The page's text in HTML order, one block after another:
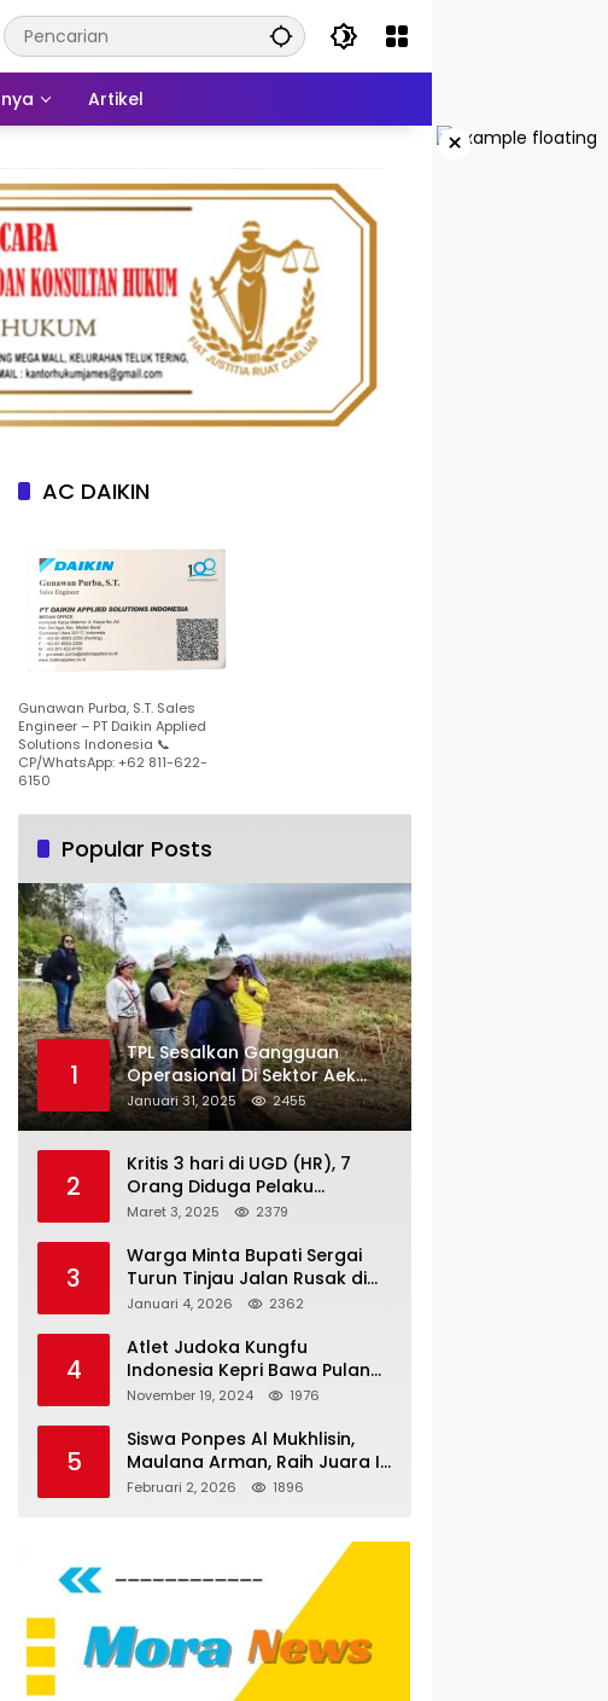
Artikel
×
AC DAIKIN
Gunawan Purba, S.T. Sales
Engineer – PT Daikin Applied
Solutions Indonesia 📞
CP/WhatsApp: +62 811-622-
6150
Popular Posts
1
TPL Sesalkan Gangguan
Operasional Di Sektor Aek
Nauli
Januari 31, 2025 2455
2
Kritis 3 hari di UGD (HR), 7
Orang Diduga Pelaku
Pengeroyokan di Lift KTV
Kantor Hukum JAP
Pertanyakan Kinerja Polresta
Tanjungpinang
Maret 3, 2025 2379
3
Warga Minta Bupati Sergai
Turun Tinjau Jalan Rusak di
Dusun 4 Desa Sei Periuk
Januari 4, 2026 2362
4
Atlet Judoka Kungfu
Indonesia Kepri Bawa Pulang
11 Medali Pra Fornas bogor, 3
November 19, 2024 1976
5
Siswa Ponpes Al Mukhlisin,
Maulana Arman, Raih Juara I
Taekwondo Junior Putra di
Februari 2, 2026 1896